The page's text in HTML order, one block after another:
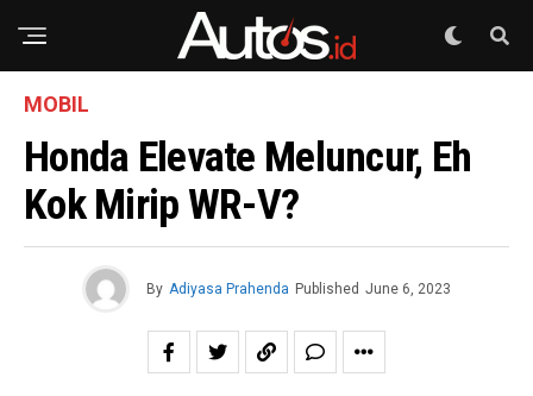
MOBIL
Honda Elevate Meluncur, Eh
Kok Mirip WR-V?
By Adiyasa Prahenda Published June 6, 2023